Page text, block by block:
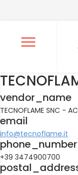
Ouvrir le
vendor_name
TECNOFLAME SNC -
email
info@tecnoflame.it
phone_number
+39 3474900700